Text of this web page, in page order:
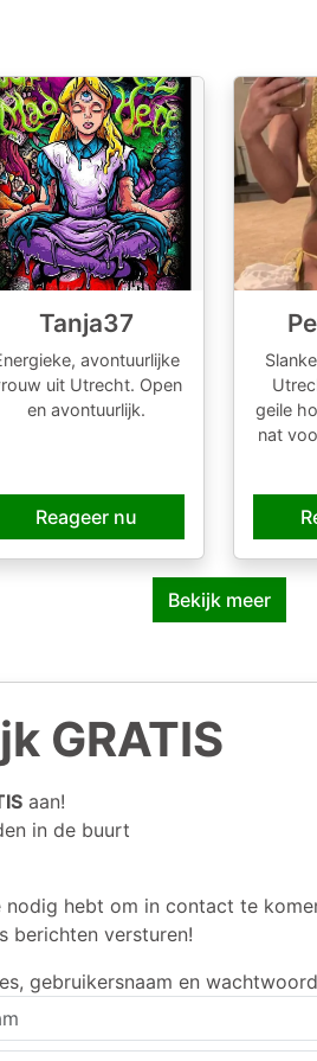
Tanja37
avontuurlijke
uit Utrecht. Open
en avontuurlijk.
Reageer nu
geile
nat
Bekijk meer
GRATIS
aan!
in de buurt
nodig hebt om in contact te
berichten versturen!
gebruikersnaam en